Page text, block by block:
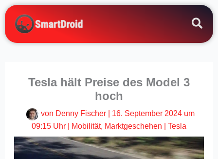
Zum
Inhalt
springen
Tesla hält Preise des Model 3
hoch
von Denny Fischer
16. September 2024 um
09:15 Uhr
Mobilität, Marktgeschehen Tesla